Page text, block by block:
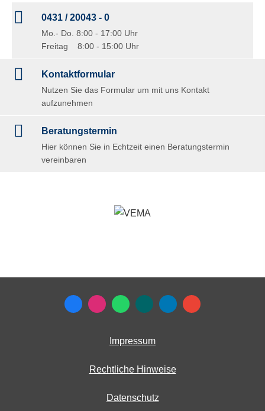
0431 / 20043 - 0
Mo.- Do. 8:00 - 17:00 Uhr
Freitag 8:00 - 15:00 Uhr
Kontaktformular
Nutzen Sie das Formular um mit uns Kontakt
aufzunehmen
Beratungstermin
Hier können Sie in Echtzeit einen Beratungstermin
vereinbaren
Impressum
Rechtliche Hinweise
Datenschutz